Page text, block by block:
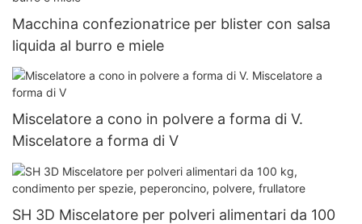
Macchina confezionatrice per blister con salsa
liquida al burro e miele
Miscelatore a cono in polvere a forma di V.
Miscelatore a forma di V
SH 3D Miscelatore per polveri alimentari da 100